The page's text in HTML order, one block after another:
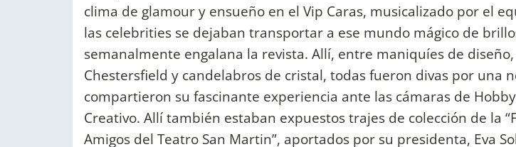
clima de glamour y ensueño en el Vip Caras, musicalizado por el
las celebrities se dejaban transportar a ese mundo mágico de
semanalmente engalana la revista. Allí, entre maniquíes de
Chestersfield y candelabros de cristal, todas fueron divas por una
compartieron su fascinante experiencia ante las cámaras de
Creativo. Allí también estaban expuestos trajes de colección de la
Amigos del Teatro San Martin”, aportados por su presidenta, Eva